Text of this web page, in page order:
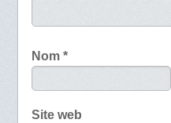
Nom *
Site web